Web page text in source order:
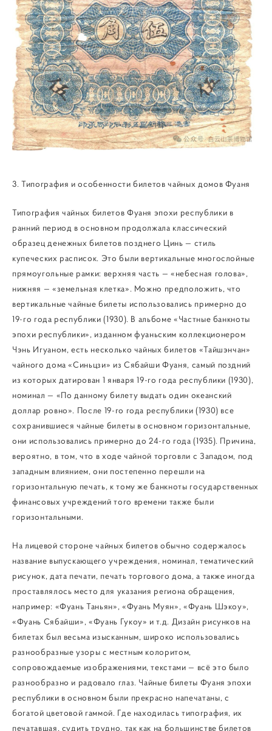
3. Типография и особенности билетов чайных домов Фуаня
Типография чайных билетов Фуаня эпохи республики в
ранний период в основном продолжала классический
образец денежных билетов позднего Цинь — стиль
купеческих расписок. Это были вертикальные многослойные
прямоугольные рамки: верхняя часть — «небесная голова»,
нижняя — «земельная клетка». Можно предположить, что
вертикальные чайные билеты использовались примерно до
19-го года республики (1930). В альбоме «Частные банкноты
эпохи республики», изданном фуаньским коллекционером
Чэнь Игуаном, есть несколько чайных билетов «Тайшэнчан»
чайного дома «Синьцзи» из Сябайши Фуаня, самый поздний
из которых датирован 1 января 19-го года республики (1930),
номинал — «По данному билету выдать один океанский
доллар ровно». После 19-го года республики (1930) все
сохранившиеся чайные билеты в основном горизонтальные,
они использовались примерно до 24-го года (1935). Причина,
вероятно, в том, что в ходе чайной торговли с Западом, под
западным влиянием, они постепенно перешли на
горизонтальную печать, к тому же банкноты государственных
финансовых учреждений того времени также были
горизонтальными.
На лицевой стороне чайных билетов обычно содержалось
название выпускающего учреждения, номинал, тематический
рисунок, дата печати, печать торгового дома, а также иногда
проставлялось место для указания региона обращения,
например: «Фуань Таньян», «Фуань Муян», «Фуань Шэкоу»,
«Фуань Сябайши», «Фуань Гукоу» и т.д. Дизайн рисунков на
билетах был весьма изысканным, широко использовались
разнообразные узоры с местным колоритом,
сопровождаемые изображениями, текстами — всё это было
разнообразно и радовало глаз. Чайные билеты Фуаня эпохи
республики в основном были прекрасно напечатаны, с
богатой цветовой гаммой. Где находилась типография, их
печатавшая, судить трудно, так как на большинстве билетов